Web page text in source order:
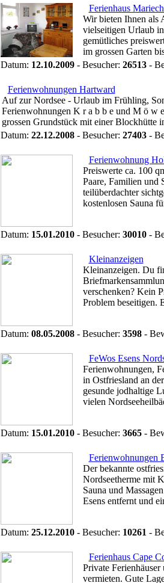
Ferienhaus
Wir bieten Ihnen als
vielseitigen Urlaub
gemütliches
im grossen Garten
Datum: 12.10.2009- Besucher: 26513-
Ferienwohnungen Hartward
Auf zur Nordsee - Urlaub im Frühling,
Ferienwohnungen K r a b b e und M ö w
grossen Grundstück mit einer Blockhütte
Datum: 22.12.2008- Besucher: 27403-
Ferienwohnung
Preiswerte ca. 100
Paare, Familien und
teilüberdachter
kostenlosen Sauna
Datum: 15.01.2010- Besucher: 30010-
Kleinanzeigen
Kleinanzeigen. Du
verschenken? Kein
Problem beseitigen.
Datum: 08.05.2008- Besucher: 3598-
FeWos Esens
Ferienwohnungen,
in Ostfriesland an
gesunde jodhaltige
vielen
Datum: 15.01.2010- Besucher: 3665-
Ferienwohnungen
Der bekannte
Nordseetherme mit
Sauna und
Esens entfernt und
Datum: 25.12.2010- Besucher: 10261 -
Ferienhaus Cape
Private
vermieten. Gute